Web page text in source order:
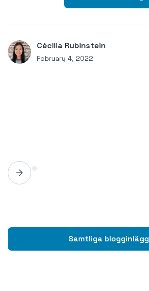
Cécilia Rubinstein
February 4, 2022
Samtliga blogginlägg